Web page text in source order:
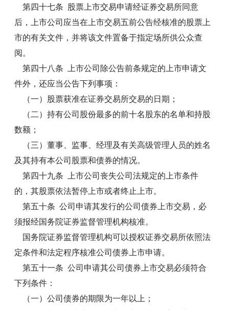
第四十七条 股票上市交易申请经证券交易所同意
后，上市公司应当在上市交易五前公告经核准的股票上
市的有关文件，并将该文件置备于指定场所供公众查
阅。
第四十八条 上市公司除公告前条规定的上市申请文
件外，还应当公告下列事项：
（一）股票获准在证券交易所交易的日期；
（二）持有公司股份最多的前十名股东的名单和持股
数额；
（三）董事、监事、经理及有关高级管理人员的姓名
及其持有本公司股票和债券的情况。
第四十九条 上市公司丧失公司法规定的上市条件
的，其股票依法暂停上市或者终止上市。
第五十条 公司申请其发行的公司债券上市交易，必
须报经国务院证券监督管理机构核准。
国务院证券监督管理机构可以授权证券交易所依照法
定条件和法定程序核准公司债券上市申请。
第五十一条 公司申请其公司债券上市交易必须符合
下列条件：
（一）公司债券的期限为一年以上；